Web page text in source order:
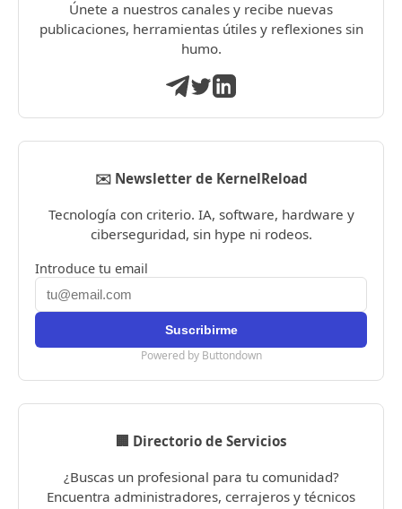
Únete a nuestros canales y recibe nuevas
publicaciones, herramientas útiles y reflexiones sin
humo.
✉️ Newsletter de KernelReload
Tecnología con criterio. IA, software, hardware y
ciberseguridad, sin hype ni rodeos.
Introduce tu email
Powered by Buttondown
🏢 Directorio de Servicios
¿Buscas un profesional para tu comunidad?
Encuentra administradores, cerrajeros y técnicos